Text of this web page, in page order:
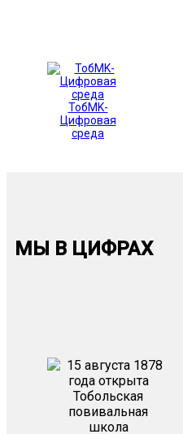
ТобMK-
Цифровая
среда
МЫ В ЦИФРАХ